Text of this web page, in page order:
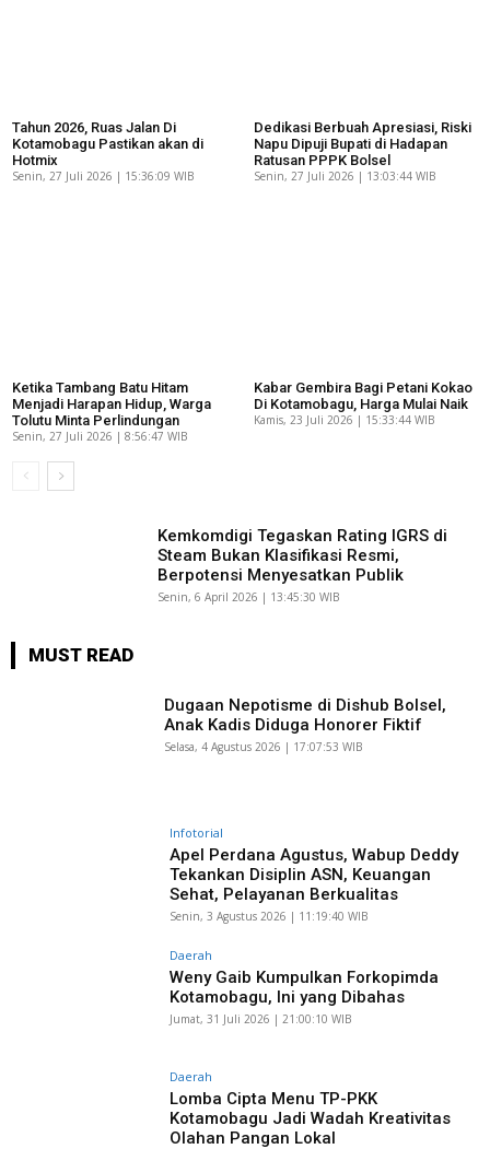
Tahun 2026, Ruas Jalan Di
Kotamobagu Pastikan akan di
Hotmix
Senin, 27 Juli 2026 | 15:36:09 WIB
Dedikasi Berbuah Apresiasi, Riski
Napu Dipuji Bupati di Hadapan
Ratusan PPPK Bolsel
Senin, 27 Juli 2026 | 13:03:44 WIB
Ketika Tambang Batu Hitam
Menjadi Harapan Hidup, Warga
Tolutu Minta Perlindungan
Senin, 27 Juli 2026 | 8:56:47 WIB
Kabar Gembira Bagi Petani Kokao
Di Kotamobagu, Harga Mulai Naik
Kamis, 23 Juli 2026 | 15:33:44 WIB
Kemkomdigi Tegaskan Rating IGRS di
Steam Bukan Klasifikasi Resmi,
Berpotensi Menyesatkan Publik
Senin, 6 April 2026 | 13:45:30 WIB
MUST READ
Dugaan Nepotisme di Dishub Bolsel,
Anak Kadis Diduga Honorer Fiktif
Selasa, 4 Agustus 2026 | 17:07:53 WIB
Infotorial
Apel Perdana Agustus, Wabup Deddy
Tekankan Disiplin ASN, Keuangan
Sehat, Pelayanan Berkualitas
Senin, 3 Agustus 2026 | 11:19:40 WIB
Daerah
Weny Gaib Kumpulkan Forkopimda
Kotamobagu, Ini yang Dibahas
Jumat, 31 Juli 2026 | 21:00:10 WIB
Daerah
Lomba Cipta Menu TP-PKK
Kotamobagu Jadi Wadah Kreativitas
Olahan Pangan Lokal